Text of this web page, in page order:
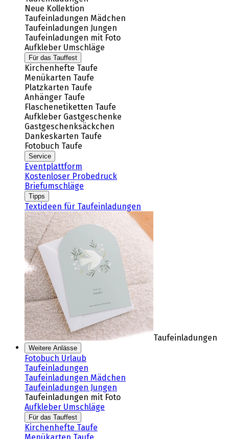
Neue Kollektion
Taufeinladungen Mädchen
Taufeinladungen Jungen
Taufeinladungen mit Foto
Aufkleber Umschläge
Für das Tauffest
Kirchenhefte Taufe
Menükarten Taufe
Platzkarten Taufe
Anhänger Taufe
Flaschenetiketten Taufe
Aufkleber Gastgeschenke
Gastgeschenksäckchen
Dankeskarten Taufe
Fotobuch Taufe
Service
Eventplattform
Kostenloser Probedruck
Briefumschläge
Tipps
Textideen für Taufeinladungen
Taufeinladungen
Weitere Anlässe
Fotobuch Urlaub
Taufeinladungen
Taufeinladungen Mädchen
Taufeinladungen Jungen
Taufeinladungen mit Foto
Aufkleber Umschläge
Für das Tauffest
Kirchenhefte Taufe